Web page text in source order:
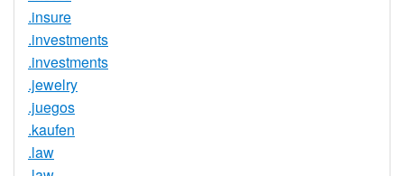
.insure
.investments
.investments
.jewelry
.juegos
.kaufen
.law